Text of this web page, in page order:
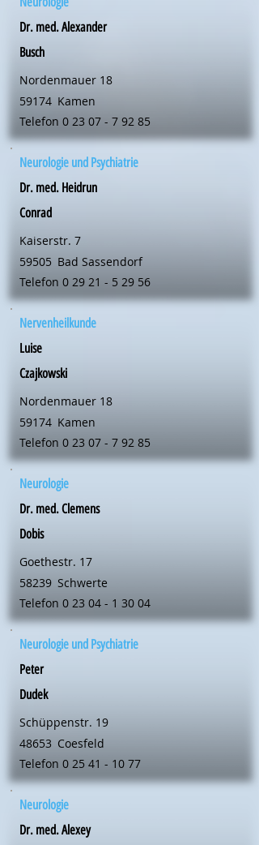
Dr. med. Alexander
Busch
Nordenmauer 18
59174 Kamen
Telefon 0 23 07 - 7 92 85
Neurologie und Psychiatrie
Dr. med. Heidrun
Conrad
Kaiserstr. 7
59505 Bad Sassendorf
Telefon 0 29 21 - 5 29 56
Nervenheilkunde
Luise
Czajkowski
Nordenmauer 18
59174 Kamen
Telefon 0 23 07 - 7 92 85
Neurologie
Dr. med. Clemens
Dobis
Goethestr. 17
58239 Schwerte
Telefon 0 23 04 - 1 30 04
Neurologie und Psychiatrie
Peter
Dudek
Schüppenstr. 19
48653 Coesfeld
Telefon 0 25 41 - 10 77
Neurologie
Dr. med. Alexey